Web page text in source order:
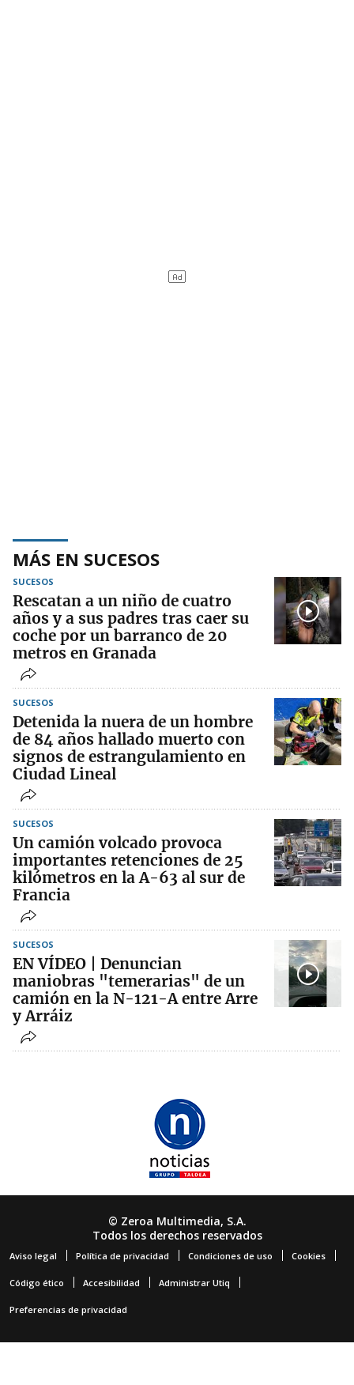
MÁS EN SUCESOS
SUCESOS
Rescatan a un niño de cuatro
años y a sus padres tras caer su
coche por un barranco de 20
metros en Granada
SUCESOS
Detenida la nuera de un hombre
de 84 años hallado muerto con
signos de estrangulamiento en
Ciudad Lineal
SUCESOS
Un camión volcado provoca
importantes retenciones de 25
kilómetros en la A-63 al sur de
Francia
SUCESOS
EN VÍDEO | Denuncian
maniobras "temerarias" de un
camión en la N-121-A entre Arre
y Arráiz
© Zeroa Multimedia, S.A.
Todos los derechos reservados
Aviso legal Política de privacidad Condiciones de uso Cookies
Código ético Accesibilidad Administrar Utiq
Preferencias de privacidad